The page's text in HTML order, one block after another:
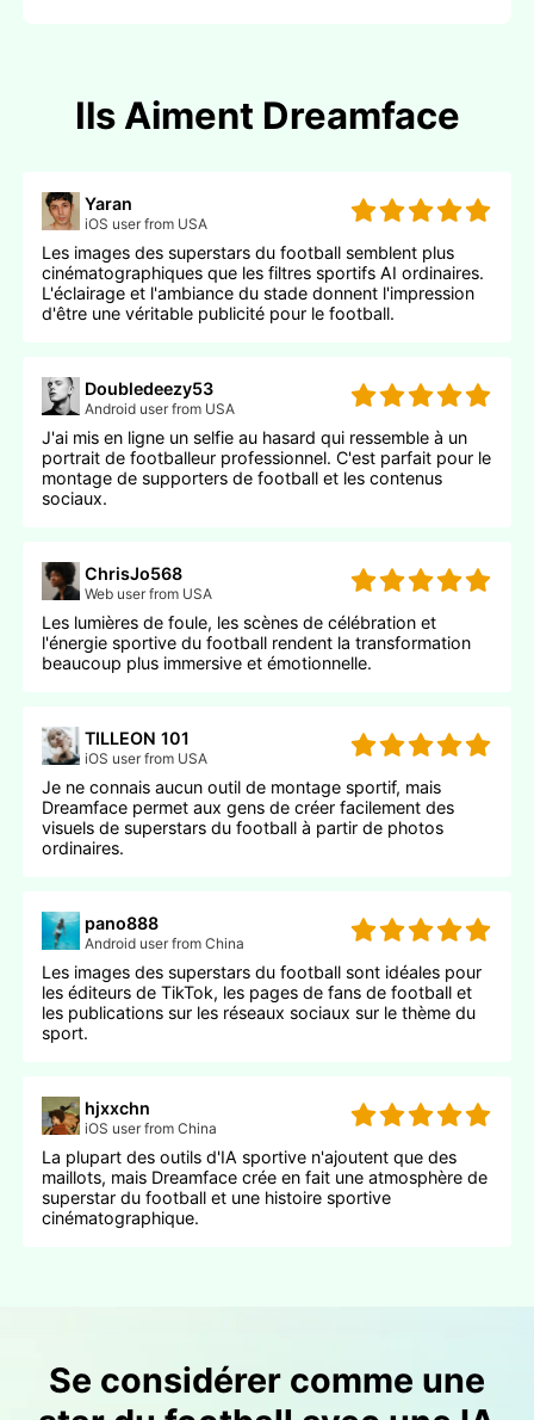
Ils Aiment Dreamface
Yaran
iOS user from USA
Les images des superstars du football semblent plus
cinématographiques que les filtres sportifs AI ordinaires.
L'éclairage et l'ambiance du stade donnent l'impression
d'être une véritable publicité pour le football.
Doubledeezy53
Android user from USA
J'ai mis en ligne un selfie au hasard qui ressemble à un
portrait de footballeur professionnel. C'est parfait pour le
montage de supporters de football et les contenus
sociaux.
ChrisJo568
Web user from USA
Les lumières de foule, les scènes de célébration et
l'énergie sportive du football rendent la transformation
beaucoup plus immersive et émotionnelle.
TILLEON 101
iOS user from USA
Je ne connais aucun outil de montage sportif, mais
Dreamface permet aux gens de créer facilement des
visuels de superstars du football à partir de photos
ordinaires.
pano888
Android user from China
Les images des superstars du football sont idéales pour
les éditeurs de TikTok, les pages de fans de football et
les publications sur les réseaux sociaux sur le thème du
sport.
hjxxchn
iOS user from China
La plupart des outils d'IA sportive n'ajoutent que des
maillots, mais Dreamface crée en fait une atmosphère de
superstar du football et une histoire sportive
cinématographique.
Se considérer comme une